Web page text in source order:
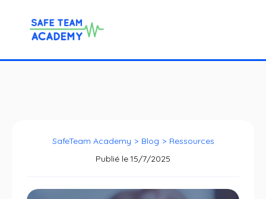
SafeTeam Academy > Blog > Ressources
Publié le15/7/2025